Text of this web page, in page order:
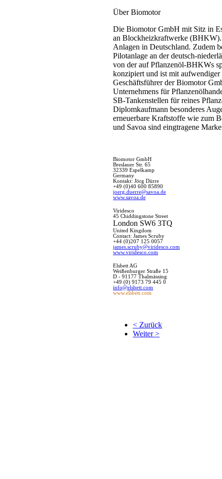
Über Biomotor
Die Biomotor GmbH mit Sitz in
an Blockheizkraftwerke (BHKW).
Anlagen in Deutschland. Zudem
Pilotanlage an der deutsch-
von der auf Pflanzenöl-BHKWs
konzipiert und ist mit aufwendiger
Geschäftsführer der Biomotor
Unternehmens für
SB-Tankenstellen für reines
Diplomkaufmann besonderes
erneuerbare Kraftstoffe wie zum
und Savoa sind eingtragene
Biomotor GmbH
Breslauer Str. 65
32339 Espelkamp
Germany
Kontakt: Jörg Dürre
+49 (0)40 600 85890
joerg.duerre@savoa.de
www.savoa.de
Viridesco
45 Chiddingstone Street
London SW6 3TQ
United Kingdom
Contact: James Scruby
+44 (0)207 125 0057
james.scruby@viridesco.com
www.viridesco.com
Elsbett AG
Weißenburger Straße 15
D - 91177 Thalmässing
+49 (0) 9173 79 445 0
info@elsbett.com
www.elsbett.com
< Zurück
Weiter >